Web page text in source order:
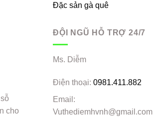
cho
Đặc sản gà quê
ĐỘI NGŨ HỖ TRỢ 24/7
Ms. Diễm
Điện thoại: 0981.411.882
Email:
Vuthediemhvnh@gmail.com